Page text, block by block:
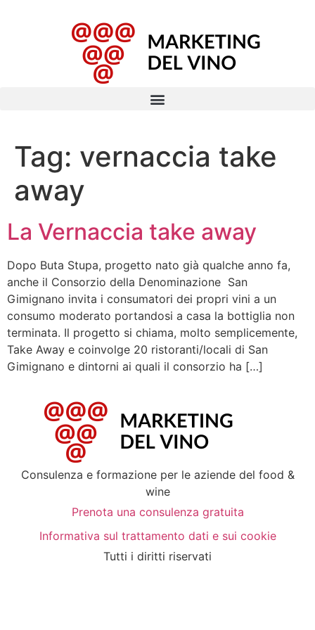
Tag: vernaccia take
away
La Vernaccia take away
Dopo Buta Stupa, progetto nato già qualche anno fa,
anche il Consorzio della Denominazione San
Gimignano invita i consumatori dei propri vini a un
consumo moderato portandosi a casa la bottiglia non
terminata. Il progetto si chiama, molto semplicemente,
Take Away e coinvolge 20 ristoranti/locali di San
Gimignano e dintorni ai quali il consorzio ha […]
Consulenza e formazione per le aziende del food &
wine
Prenota una consulenza gratuita
Informativa sul trattamento dati e sui cookie
Tutti i diritti riservati